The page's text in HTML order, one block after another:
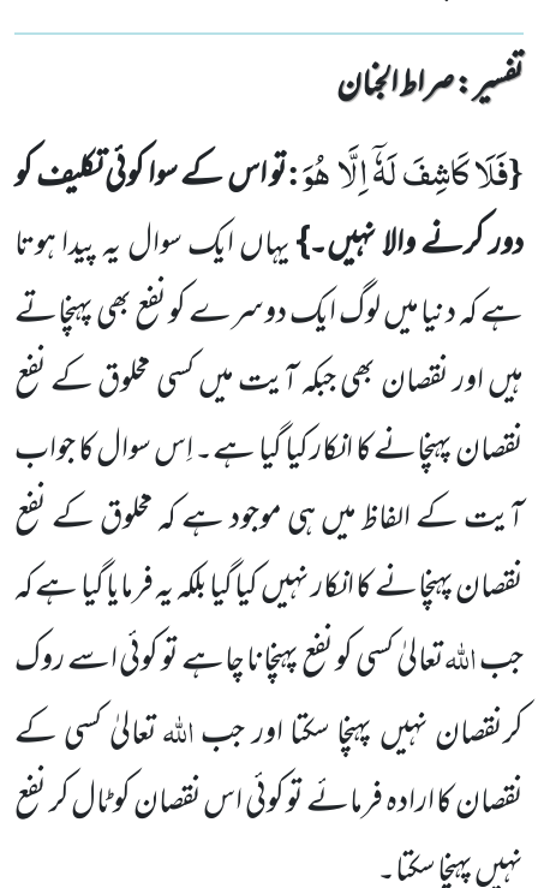
تفسیر : ‎صراط الجنان
{فَلَا كَاشِفَ لَهٗۤ اِلَّا هُوَ:تو اس کے سوا کوئی تکلیف کو
دور کرنے والا نہیں۔}یہاں ایک سوال یہ پیدا ہوتا
ہے کہدنیا میںلوگ ایک دوسرے کو نفع بھی پہنچاتے
ہیں اور نقصان بھی جبکہ آیت میں کسی مخلوق کے نفع
نقصان پہنچانے کا انکار کیا گیا ہے۔اِس سوال کا جواب
آیت کے الفاظ میں ہی موجود ہے کہ مخلوق کے نفع
نقصان پہنچانے کا انکار نہیں کیا گیا بلکہ یہ فرمایا گیا ہےکہ
جباللہتعالیٰ کسی کو نفع پہنچانا چاہے تو کوئی اسے روک
کرنقصان نہیں پہنچا سکتا اور جباللہتعالیٰ کسی کے
نقصان کا ارادہفرمائے تو کوئی اس نقصان کو ٹال کر نفع
نہیں پہنچا سکتا۔